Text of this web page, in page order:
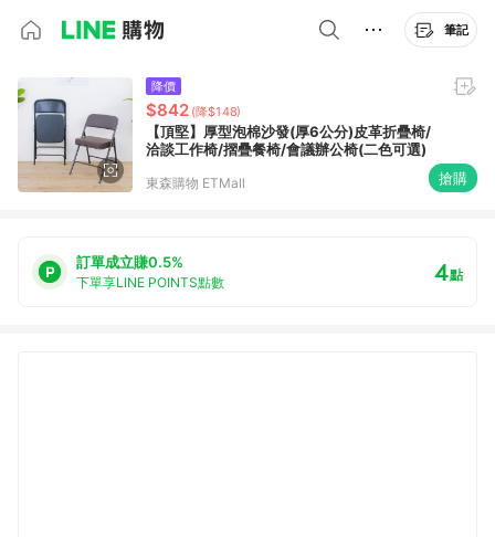
筆記
降價
$842 (降$148)
【頂堅】厚型泡棉沙發(厚6公分)皮革折疊椅/
洽談工作椅/摺疊餐椅/會議辦公椅(二色可選)
東森購物 ETMall 搶購
訂單成立賺0.5%
下單享LINE POINTS點數 4點